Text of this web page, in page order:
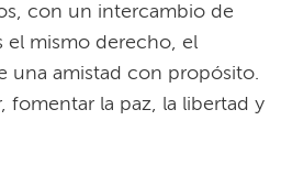
con un intercambio de
el mismo derecho, el
una amistad con propósito.
fomentar la paz, la libertad y